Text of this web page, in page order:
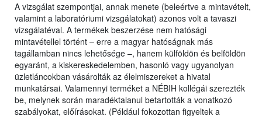
A vizsgálat szempontjai, annak menete (beleértve a mintavételt,
valamint a laboratóriumi vizsgálatokat) azonos volt a tavaszi
vizsgálatéval. A termékek beszerzése nem hatósági
mintavétellel történt – erre a magyar hatóságnak más
tagállamban nincs lehetősége –, hanem külföldön és belföldön
egyaránt, a kiskereskedelemben, hasonló vagy ugyanolyan
üzletláncokban vásárolták az élelmiszereket a hivatal
munkatársai. Valamennyi terméket a NÉBIH kollégái szerezték
be, melynek során maradéktalanul betartották a vonatkozó
szabályokat, előírásokat. (Például fokozottan figyeltek a